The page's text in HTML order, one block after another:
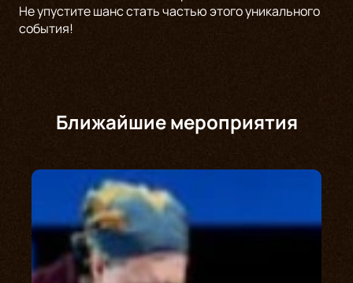
Не упустите шанс стать частью этого уникального
события!
Ближайшие мероприятия